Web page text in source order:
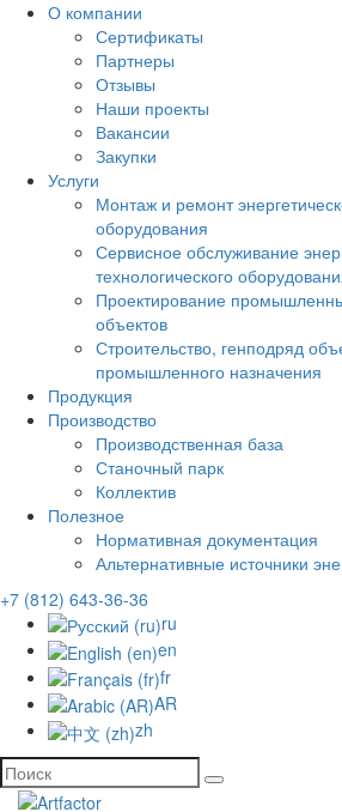
О компании
Сертификаты
Партнеры
Отзывы
Наши проекты
Вакансии
Закупки
Услуги
Монтаж и ремонт
оборудования
Сервисное обслуживание
технологического
Проектирование
объектов
Строительство, генподряд
промышленного назначения
Продукция
Производство
Производственная база
Станочный парк
Коллектив
Полезное
Нормативная документация
Альтернативные источники
+7 (812) 643-36-36
ru
en
fr
AR
zh